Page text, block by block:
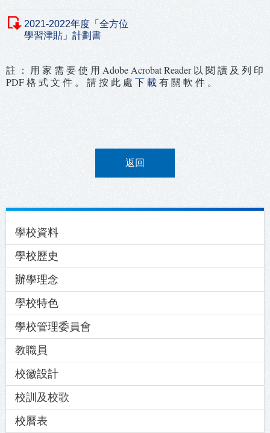
2021-2022年度「全方位
學習津貼」計劃書
註 ： 用 家 需 要 使 用 Adobe Acrobat Reader 以 閱 讀 及 列 印
PDF 格 式 文 件 。 請 按 此 處 下 載有 關 軟 件 。
返回
navigation
學校資料
學校歷史
辦學理念
學校特色
學校管理委員會
教職員
校徽設計
校訓及校歌
校曆表